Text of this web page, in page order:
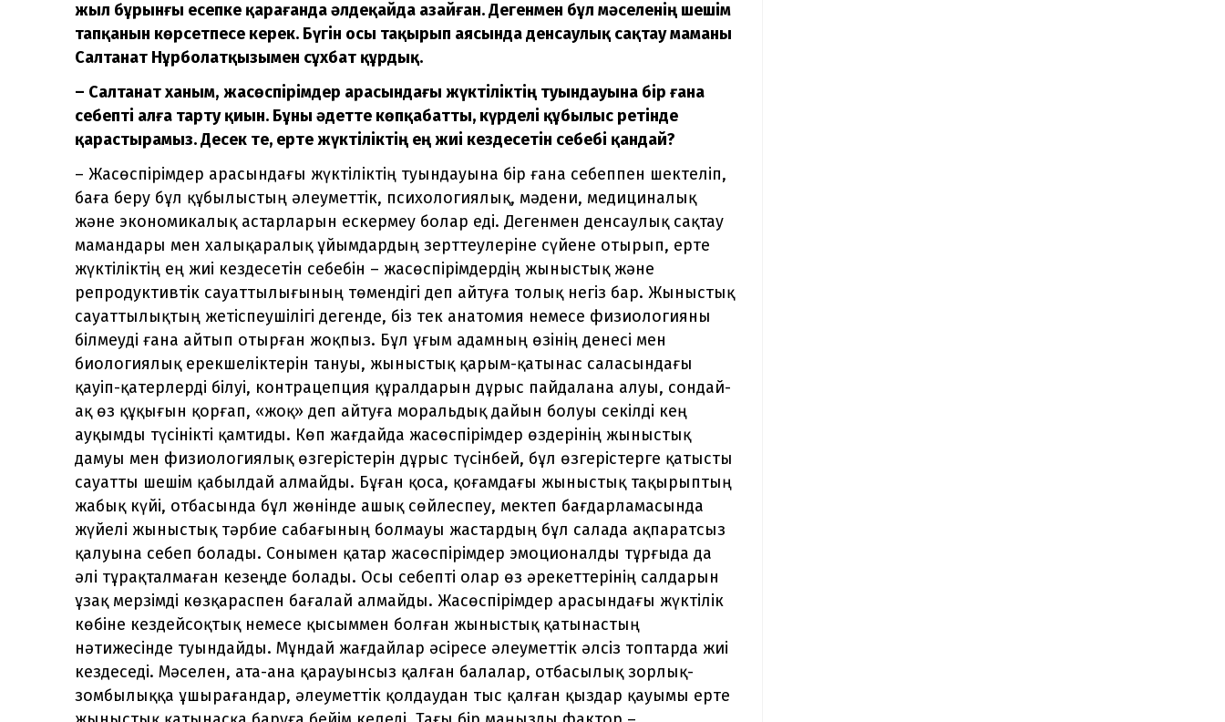
жыл бұрынғы есепке қарағанда әлдеқайда азайған. Дегенмен бұл мәселенің шешім
тапқанын көрсетпесе керек. Бүгін осы тақырып аясында денсаулық сақтау маманы
Салтанат Нұрболатқызымен сұхбат құрдық.
– Салтанат ханым, жасөспірімдер арасындағы жүктіліктің туындауына бір ғана
себепті алға тарту қиын. Бұны әдетте көпқабатты, күрделі құбылыс ретінде
қарастырамыз. Десек те, ерте жүктіліктің ең жиі кездесетін себебі қандай?
– Жасөспірімдер арасындағы жүктіліктің туындауына бір ғана себеппен шектеліп,
баға беру бұл құбылыстың әлеуметтік, психологиялық, мәдени, медициналық
және экономикалық астарларын ескермеу болар еді. Дегенмен денсаулық сақтау
мамандары мен халықаралық ұйымдардың зерттеулеріне сүйене отырып, ерте
жүктіліктің ең жиі кездесетін себебін – жасөспірімдердің жыныстық және
репродуктивтік сауаттылығының төмендігі деп айтуға толық негіз бар. Жыныстық
сауаттылықтың жетіспеушілігі дегенде, біз тек анатомия немесе физиологияны
білмеуді ғана айтып отырған жоқпыз. Бұл ұғым адамның өзінің денесі мен
биологиялық ерекшеліктерін тануы, жыныстық қарым-қатынас саласындағы
қауіп-қатерлерді білуі, контрацепция құралдарын дұрыс пайдалана алуы, сондай-
ақ өз құқығын қорғап, «жоқ» деп айтуға моральдық дайын болуы секілді кең
ауқымды түсінікті қамтиды. Көп жағдайда жасөспірімдер өздерінің жыныстық
дамуы мен физиологиялық өзгерістерін дұрыс түсінбей, бұл өзгерістерге қатысты
сауатты шешім қабылдай алмайды. Бұған қоса, қоғамдағы жыныстық тақырыптың
жабық күйі, отбасында бұл жөнінде ашық сөйлеспеу, мектеп бағдарламасында
жүйелі жыныстық тәрбие сабағының болмауы жастардың бұл салада ақпаратсыз
қалуына себеп болады. Сонымен қатар жасөспірімдер эмоционалды тұрғыда да
әлі тұрақталмаған кезеңде болады. Осы себепті олар өз әрекеттерінің салдарын
ұзақ мерзімді көзқараспен бағалай алмайды. Жасөспірімдер арасындағы жүктілік
көбіне кездейсоқтық немесе қысыммен болған жыныстық қатынастың
нәтижесінде туындайды. Мұндай жағдайлар әсіресе әлеуметтік әлсіз топтарда жиі
кездеседі. Мәселен, ата-ана қарауынсыз қалған балалар, отбасылық зорлық-
зомбылыққа ұшырағандар, әлеуметтік қолдаудан тыс қалған қыздар қауымы ерте